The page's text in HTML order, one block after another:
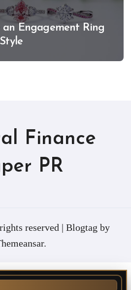
an Engagement Ring
Finance
PR
reserved | Blogtag by
.